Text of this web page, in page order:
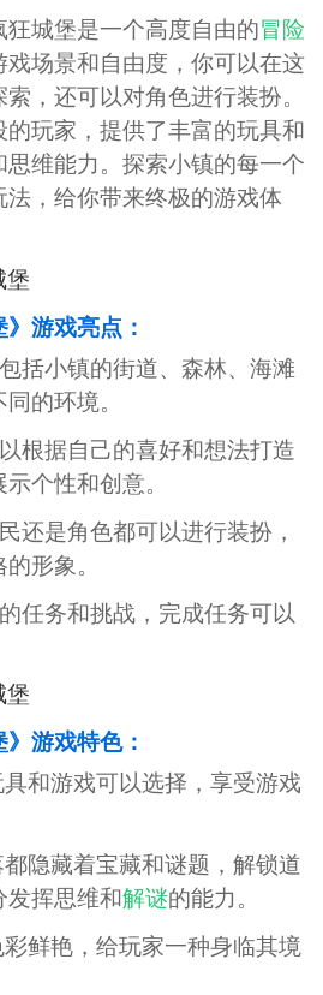
狂城堡是一个高度自由的冒险
场景和自由度，你可以在这
，还可以对角色进行装扮。
玩家，提供了丰富的玩具和
维能力。探索小镇的每一个
，给你带来终极的游戏体
》游戏亮点：
括小镇的街道、森林、海滩
的环境。
根据自己的喜好和想法打造
个性和创意。
还是角色都可以进行装扮，
形象。
任务和挑战，完成任务可以
》游戏特色：
和游戏可以选择，享受游戏
隐藏着宝藏和谜题，解锁道
发挥思维和解谜的能力。
鲜艳，给玩家一种身临其境